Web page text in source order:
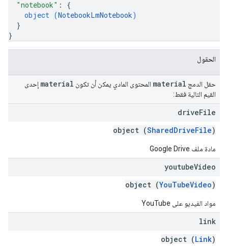
"notebook" : {
object (NotebookLmNotebook)
}
}
الحقول
حقل الدمج material المحتوى المادي يمكن أن تكون material إحدى
القيم التالية فقط:
driveFile
object (SharedDriveFile)
مادة ملف Google Drive
youtubeVideo
object (YouTubeVideo)
مواد الفيديو على YouTube
link
object (Link)